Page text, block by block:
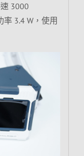
3000
率 3.4 W，使用